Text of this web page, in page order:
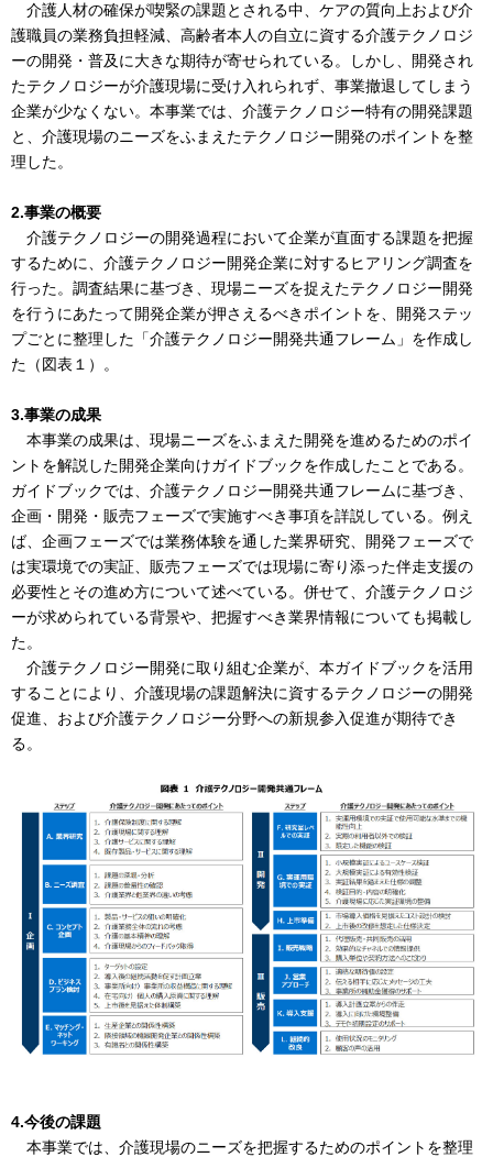
介護人材の確保が喫緊の課題とされる中、ケアの質向上および介
護職員の業務負担軽減、高齢者本人の自立に資する介護テクノロジ
ーの開発・普及に大きな期待が寄せられている。しかし、開発され
たテクノロジーが介護現場に受け入れられず、事業撤退してしまう
企業が少なくない。本事業では、介護テクノロジー特有の開発課題
と、介護現場のニーズをふまえたテクノロジー開発のポイントを整
理した。
2.事業の概要
介護テクノロジーの開発過程において企業が直面する課題を把握
するために、介護テクノロジー開発企業に対するヒアリング調査を
行った。調査結果に基づき、現場ニーズを捉えたテクノロジー開発
を行うにあたって開発企業が押さえるべきポイントを、開発ステッ
プごとに整理した「介護テクノロジー開発共通フレーム」を作成し
た（図表１）。
3.事業の成果
本事業の成果は、現場ニーズをふまえた開発を進めるためのポイ
ントを解説した開発企業向けガイドブックを作成したことである。
ガイドブックでは、介護テクノロジー開発共通フレームに基づき、
企画・開発・販売フェーズで実施すべき事項を詳説している。例え
ば、企画フェーズでは業務体験を通した業界研究、開発フェーズで
は実環境での実証、販売フェーズでは現場に寄り添った伴走支援の
必要性とその進め方について述べている。併せて、介護テクノロジ
ーが求められている背景や、把握すべき業界情報についても掲載し
た。
介護テクノロジー開発に取り組む企業が、本ガイドブックを活用
することにより、介護現場の課題解決に資するテクノロジーの開発
促進、および介護テクノロジー分野への新規参入促進が期待でき
る。
4.今後の課題
本事業では、介護現場のニーズを把握するためのポイントを整理